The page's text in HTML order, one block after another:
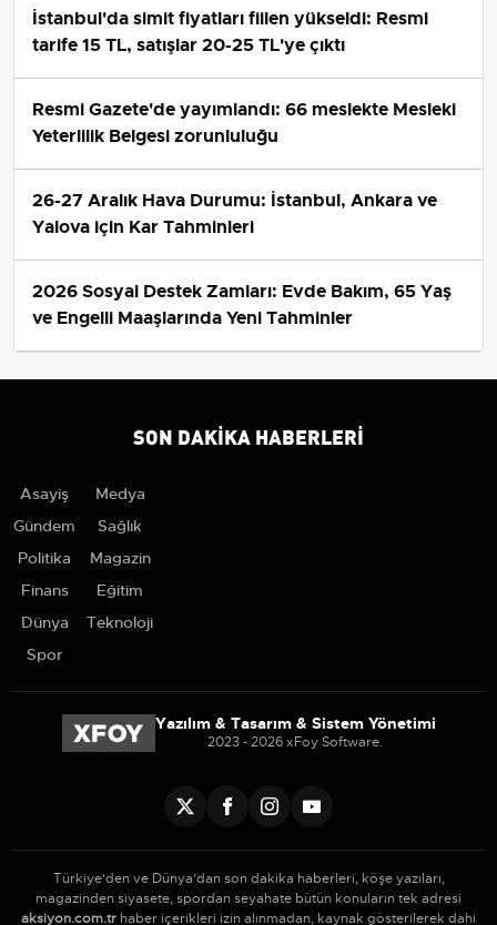
İstanbul'da simit fiyatları fiilen yükseldi: Resmi
tarife 15 TL, satışlar 20-25 TL'ye çıktı
Resmi Gazete'de yayımlandı: 66 meslekte Mesleki
Yeterlilik Belgesi zorunluluğu
26-27 Aralık Hava Durumu: İstanbul, Ankara ve
Yalova için Kar Tahminleri
2026 Sosyal Destek Zamları: Evde Bakım, 65 Yaş
ve Engelli Maaşlarında Yeni Tahminler
SON DAKIKA HABERLERI
Asayiş
Gündem
Politika
Finans
Dünya
Spor
Medya
Sağlık
Magazin
Eğitim
Teknoloji
Yazılım & Tasarım & Sistem Yönetimi
2023 - 2026 xFoy Software.
Türkiye'den ve Dünya’dan son dakika haberleri, köşe yazıları,
magazinden siyasete, spordan seyahate bütün konuların tek adresi
aksiyon.com.tr haber içerikleri izin alınmadan, kaynak gösterilerek dahi